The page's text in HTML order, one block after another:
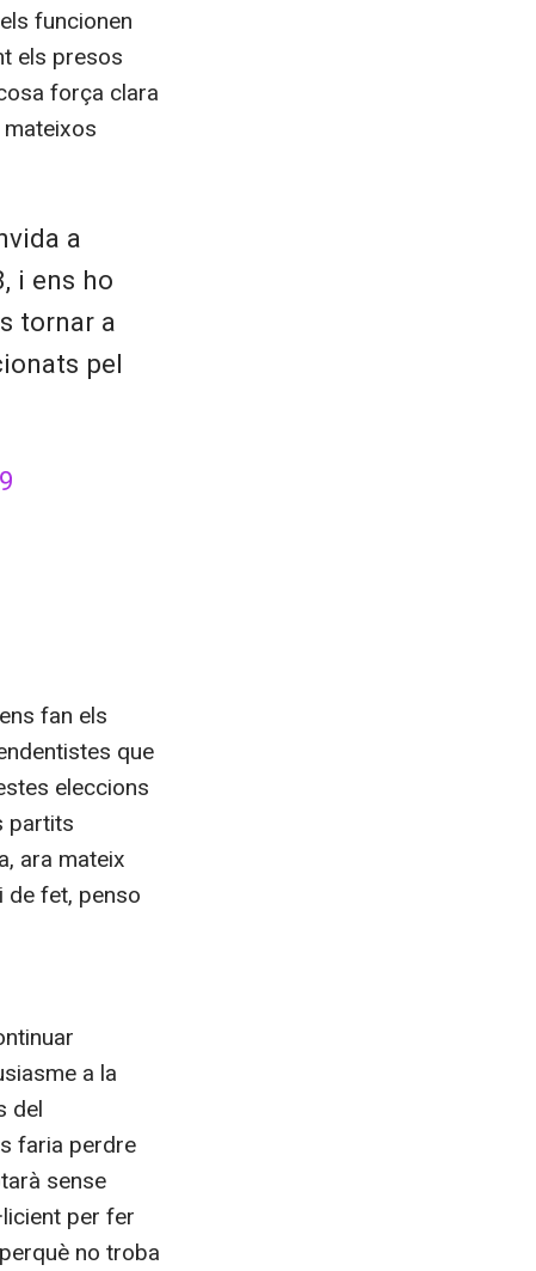
funcionen
els presos
força clara
mateixos
a
i ens ho
tornar a
pel
fan els
que
eleccions
partits
ara mateix
de fet, penso
a la
del
faria perdre
sense
per fer
no troba